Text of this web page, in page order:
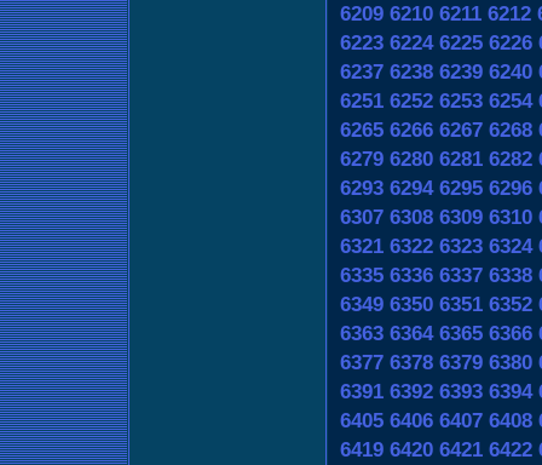
6209 6210 6211 6212
6223 6224 6225 6226
6237 6238 6239 6240
6251 6252 6253 6254
6265 6266 6267 6268
6279 6280 6281 6282
6293 6294 6295 6296
6307 6308 6309 6310
6321 6322 6323 6324
6335 6336 6337 6338
6349 6350 6351 6352
6363 6364 6365 6366
6377 6378 6379 6380
6391 6392 6393 6394
6405 6406 6407 6408
6419 6420 6421 6422